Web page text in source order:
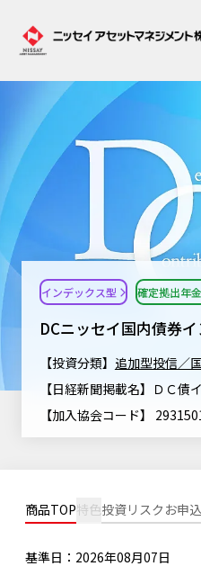
ファンド情報
ファンド検索
ファンド比較
決算カレンダー
海外休日カレンダー
投資信託新商品のご案内
ちょこっと3分！ファンドシアタ
マーケット情報TOP
マーケット指数
マーケットレポート
大関 洋の「十字路」
コラム
ファンドレポート
資産形成ポータル
資産形成ポータルTOP
Nダイレクト
NAMシティ
お問い合わせ
サステナビリティ
サステナビリティTOP
サステナビリティ経営
SDGsとは？
特別対談
サステナビリティ経営基本方針
ニッセイアセットにつ
ニッセイアセットについてTOP
最新情報
採用情報
検索したいキーワードを入力してく
DCニッセイ国内債券
インデックス型 確定拠出年
【投資分類】 追加型投信／
【日経新聞掲載名】ＤＣ債イ
【加入協会コード】
商品TOP特色投資リスク お申
基準日：2026年08月07日